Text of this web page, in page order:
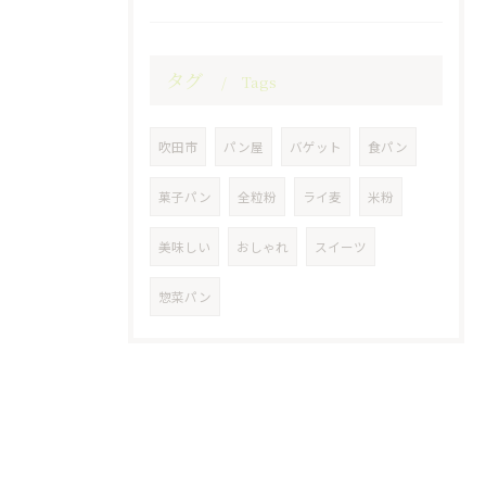
タグ Tags
吹田市 パン屋 バゲット 食パン
菓子パン 全粒粉 ライ麦 米粉
美味しい おしゃれ スイーツ
惣菜パン